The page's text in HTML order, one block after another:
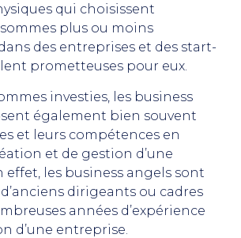
qui choisissent
sommes plus ou moins
des entreprises et des start-
prometteuses pour eux.
investies, les business
également bien souvent
et leurs compétences en
et de gestion d’une
effet, les business angels sont
dirigeants ou cadres
années d’expérience
d’une entreprise.